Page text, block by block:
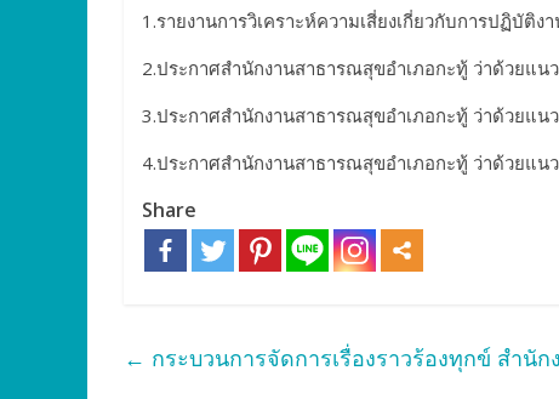
1.รายงานการวิเคราะห์ความเสี่ยงเกี่ยวกับการปฏิบั
2.ประกาศสำนักงานสาธารณสุขอำเภอกะทู้ ว่าด้วยแ
3.ประกาศสำนักงานสาธารณสุขอำเภอกะทู้ ว่าด้วยแน
4.ประกาศสำนักงานสาธารณสุขอำเภอกะทู้ ว่าด้วยแน
Share
← กระบวนการจัดการเรื่องราวร้องทุกข์ สำนั